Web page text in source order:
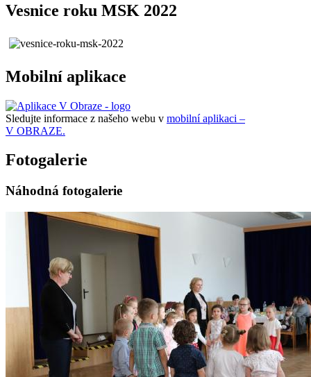
Vesnice roku MSK 2022
Mobilní aplikace
Sledujte informace z našeho webu v mobilní aplikaci –
V OBRAZE.
Fotogalerie
Náhodná fotogalerie